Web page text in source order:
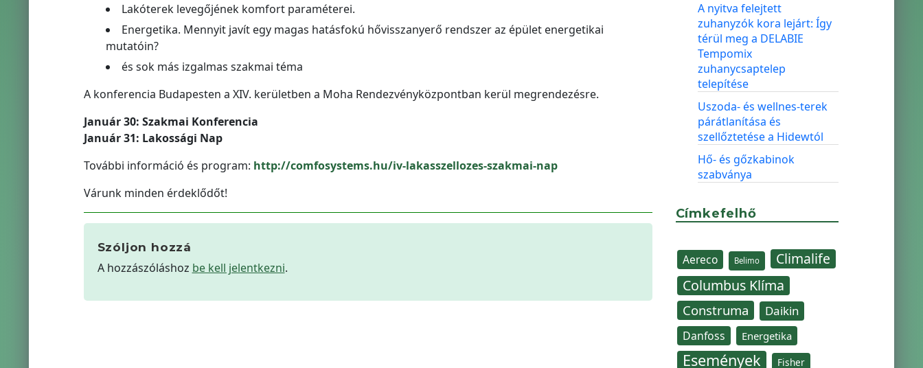
Lakóterek levegőjének komfort paraméterei.
Energetika. Mennyit javít egy magas hatásfokú hővisszanyerő rendszer az épület energetikai
mutatóin?
és sok más izgalmas szakmai téma
A konferencia Budapesten a XIV. kerületben a Moha Rendezvényközpontban kerül megrendezésre.
Január 30: Szakmai Konferencia
Január 31: Lakossági Nap
További információ és program: http://comfosystems.hu/iv-lakasszellozes-szakmai-nap
Várunk minden érdeklődőt!
Szóljon hozzá
A hozzászóláshoz be kell jelentkezni.
A nyitva felejtett
zuhanyzók kora lejárt: Így
térül meg a DELABIE
Tempomix
zuhanycsaptelep
telepítése
Uszoda- és wellnes-terek
párátlanítása és
szellőztetése a Hidewtól
Hő- és gőzkabinok
szabványa
Címkefelhő
Aereco Belimo
Climalife
Columbus Klíma
Construma Daikin
Danfoss Energetika
Események Fisher